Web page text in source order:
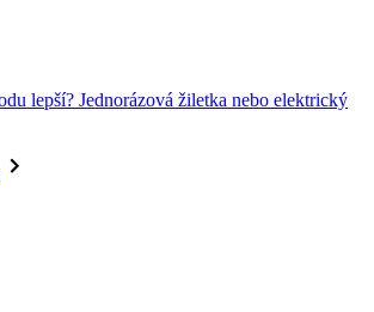
lepší? Jednorázová žiletka nebo elektrický